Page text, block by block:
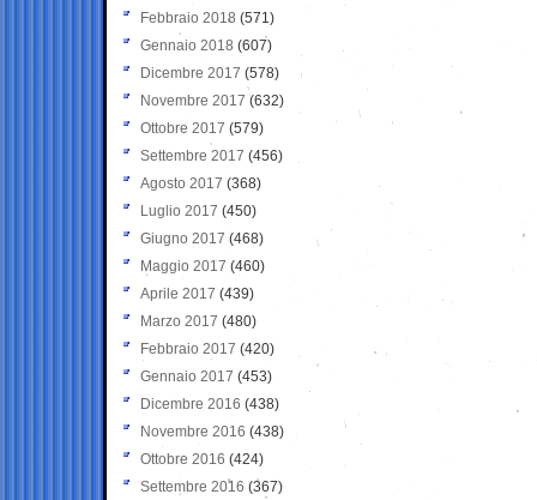
Febbraio 2018 (571)
Gennaio 2018 (607)
Dicembre 2017 (578)
Novembre 2017 (632)
Ottobre 2017 (579)
Settembre 2017 (456)
Agosto 2017 (368)
Luglio 2017 (450)
Giugno 2017 (468)
Maggio 2017 (460)
Aprile 2017 (439)
Marzo 2017 (480)
Febbraio 2017 (420)
Gennaio 2017 (453)
Dicembre 2016 (438)
Novembre 2016 (438)
Ottobre 2016 (424)
Settembre 2016 (367)